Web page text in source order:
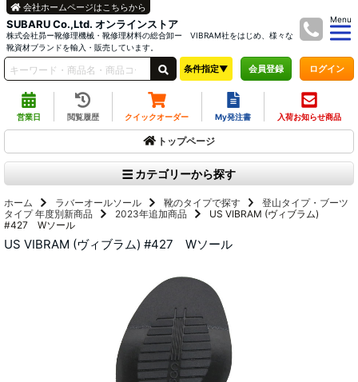
SUBARU Co.,Ltd. オンラインストア
株式会社昴ー靴修理機械・靴修理材料の総合卸ー VIBRAM社をはじめ、様々な
靴資材ブランドを輸入・販売しています。
Menu
会社ホームページはこちらから
条件指定▼ 会員登録 ログイン
営業日 閲覧履歴 クイックオーダー My発注書 入荷お知らせ商品
トップページ
カテゴリーから探す
ホーム ラバーオールソール 靴のタイプで探す
登山タイプ・ブーツ
タイプ 年度別新商品 2023年追加商品
US VIBRAM (ヴィブラム)
#427 Wソール
US VIBRAM (ヴィブラム) #427 Wソール